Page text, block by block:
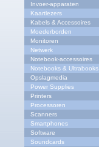
Invoer-apparaten
Kaartlezers
Kabels & Accessoires
Moederborden
Monitoren
Netwerk
Notebook-accessoires
Notebooks & Ultrabooks
Opslagmedia
Power Supplies
Printers
Processoren
Scanners
Smartphones
Software
Soundcards